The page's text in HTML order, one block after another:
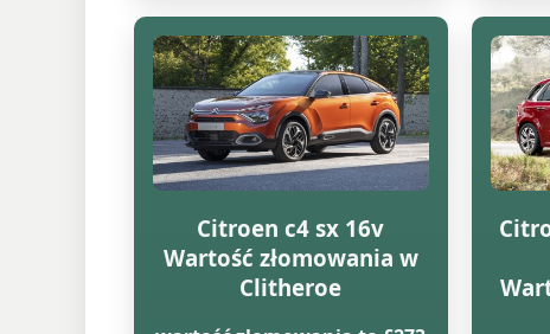
Citroen c4 sx 16v
Wartość złomowania w
Clitheroe